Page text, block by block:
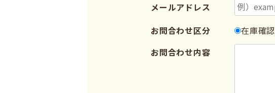
メールアドレス
お問合わせ区分
在庫確認
お問合わせ内容